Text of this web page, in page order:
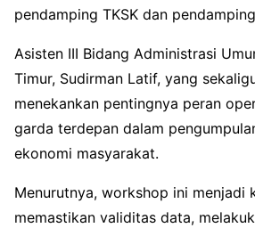
pendamping TKSK dan
Asisten III Bidang Administrasi
Timur, Sudirman Latif, yang
menekankan pentingnya peran
garda terdepan dalam
ekonomi masyarakat.
Menurutnya, workshop ini menjadi
memastikan validitas data,